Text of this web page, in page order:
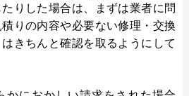
りした場合は、まずは業者に問
りの内容や必要ない修理・交換
きちんと確認を取るようにして